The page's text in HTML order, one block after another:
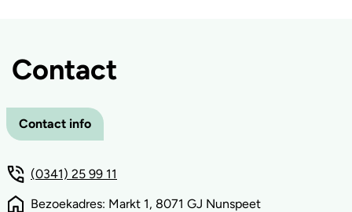
Contact
Contact info
(0341) 25 99 11
Bezoekadres: Markt 1, 8071 GJ Nunspeet